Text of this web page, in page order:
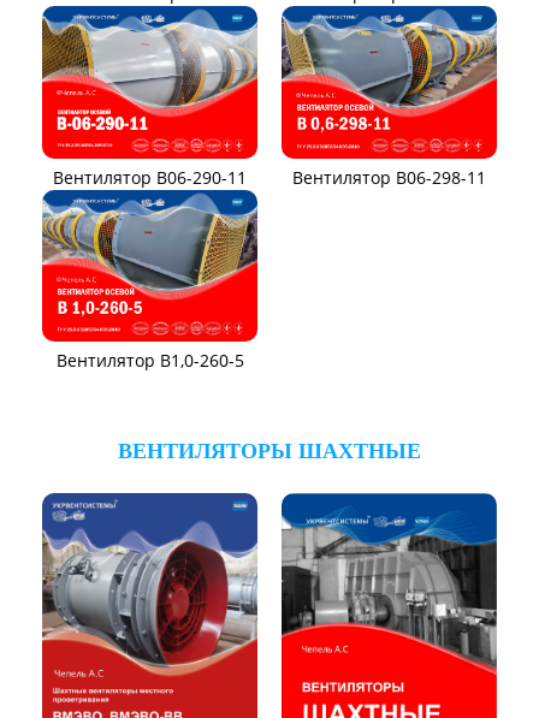
ВЕНТИЛЯТОРЫ ОСЕВЫЕ
Вентилятор ВО06-300
Вентилятор ВОТ Аэратор ПАМ